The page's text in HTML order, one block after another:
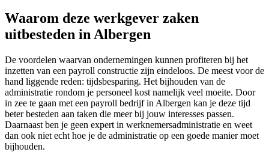
Waarom deze werkgever zaken
uitbesteden in Albergen
De voordelen waarvan ondernemingen kunnen profiteren bij het
inzetten van een payroll constructie zijn eindeloos. De meest voor de
hand liggende reden: tijdsbesparing. Het bijhouden van de
administratie rondom je personeel kost namelijk veel moeite. Door
in zee te gaan met een payroll bedrijf in Albergen kan je deze tijd
beter besteden aan taken die meer bij jouw interesses passen.
Daarnaast ben je geen expert in werknemersadministratie en weet
dan ook niet echt hoe je de administratie op een goede manier moet
bijhouden.